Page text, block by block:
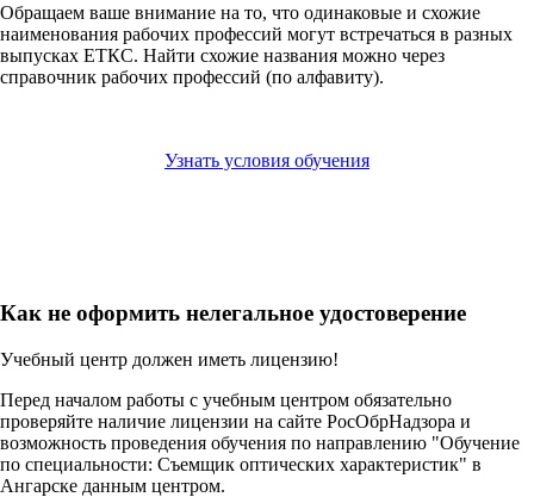
Обращаем ваше внимание на то, что одинаковые и схожие
наименования рабочих профессий могут встречаться в разных
выпусках ЕТКС. Найти схожие названия можно через
справочник рабочих профессий (по алфавиту).
Узнать условия обучения
Как не оформить нелегальное удостоверение
Учебный центр должен иметь лицензию!
Перед началом работы с учебным центром обязательно
проверяйте наличие лицензии на сайте РосОбрНадзора и
возможность проведения обучения по направлению "Обучение
по специальности: Съемщик оптических характеристик" в
Ангарске данным центром.